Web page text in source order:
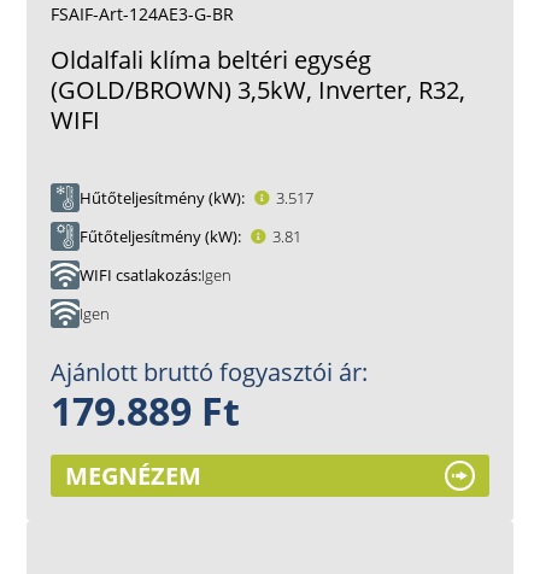
FSAIF-Art-124AE3-G-BR
Oldalfali klíma beltéri egység
(GOLD/BROWN) 3,5kW, Inverter, R32,
WIFI
Hűtőteljesítmény (kW)
3.517
Fűtőteljesítmény (kW)
3.81
WIFI csatlakozás Igen
Igen
Ajánlott bruttó fogyasztói ár:
179.889 Ft
MEGNÉZEM